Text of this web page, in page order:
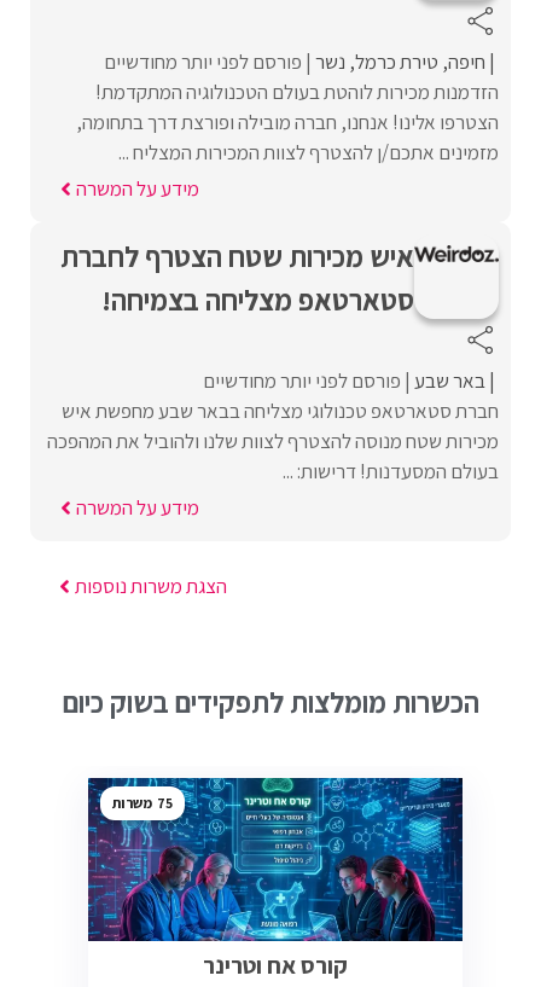
חיפה טירת כרמל נשר פורסם לפני יותר מחודשיים
הזדמנות מכירות לוהטת בעולם הטכנולוגיה המתקדמת!
הצטרפו אלינו! אנחנו, חברה מובילה ופורצת דרך בתחומה,
מזמינים אתכם/ן להצטרף לצוות המכירות המצליח ...
מידע על המשרה
איש מכירות שטח הצטרף לחברת
סטארטאפ מצליחה בצמיחה!
באר שבע פורסם לפני יותר מחודשיים
חברת סטארטאפ טכנולוגי מצליחה בבאר שבע מחפשת איש
מכירות שטח מנוסה להצטרף לצוות שלנו ולהוביל את המהפכה
בעולם המסעדנות! דרישות: ...
מידע על המשרה
הצגת משרות נוספות
הכשרות מומלצות לתפקידים בשוק כיום
75
קורס אח וטרינר